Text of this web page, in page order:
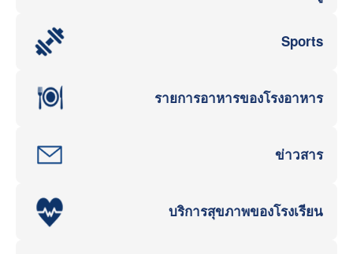
Sports
รายการอาหารของโรงอาหาร
ข่าวสาร
บริการสุขภาพของโรงเรียน